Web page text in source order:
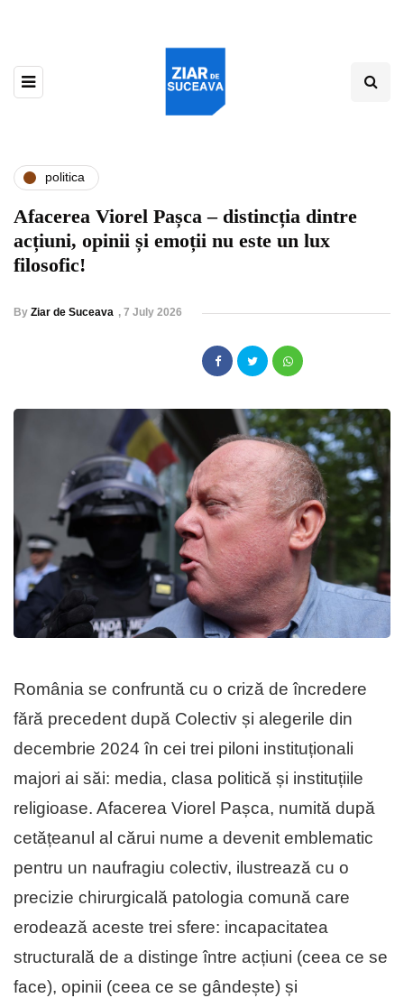
politica
Afacerea Viorel Pașca – distincția dintre
acțiuni, opinii și emoții nu este un lux
filosofic!
By Ziar de Suceava , 7 July 2026
România se confruntă cu o criză de încredere
fără precedent după Colectiv și alegerile din
decembrie 2024 în cei trei piloni instituționali
majori ai săi: media, clasa politică și instituțiile
religioase. Afacerea Viorel Pașca, numită după
cetățeanul al cărui nume a devenit emblematic
pentru un naufragiu colectiv, ilustrează cu o
precizie chirurgicală patologia comună care
erodează aceste trei sfere: incapacitatea
structurală de a distinge între acțiuni (ceea ce se
face), opinii (ceea ce se gândește) și